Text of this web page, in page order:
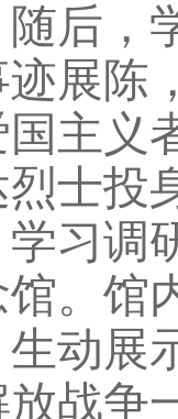
随后，
展陈
主义
士投
学习调
。 馆
动展
战争